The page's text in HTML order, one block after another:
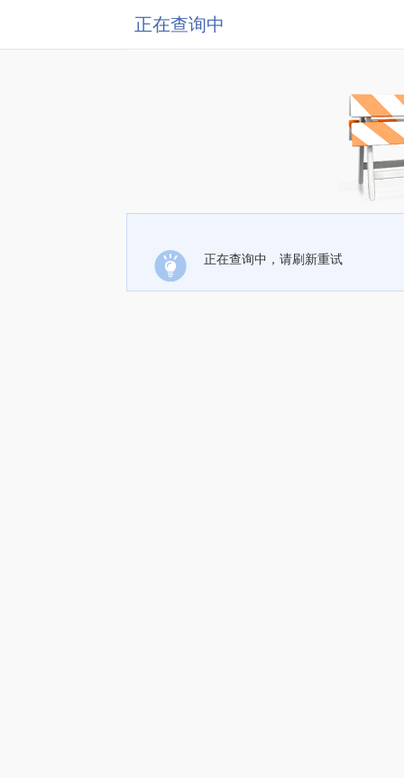
正在查询中
正在查询中，请刷新重试